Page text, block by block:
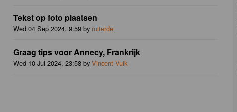
Tekst op foto plaatsen
Wed 04 Sep 2024, 9:59 by ruiterde
Graag tips voor Annecy, Frankrijk
Wed 10 Jul 2024, 23:58 by Vincent Vuik